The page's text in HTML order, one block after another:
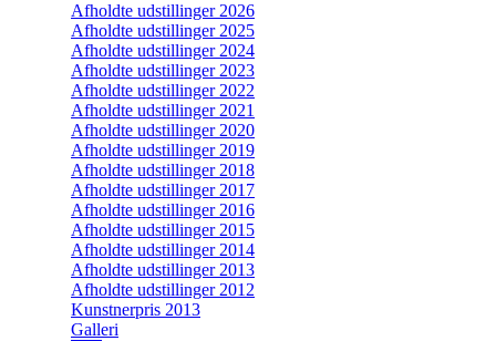
Afholdte udstillinger 2026
Afholdte udstillinger 2025
Afholdte udstillinger 2024
Afholdte udstillinger 2023
Afholdte udstillinger 2022
Afholdte udstillinger 2021
Afholdte udstillinger 2020
Afholdte udstillinger 2019
Afholdte udstillinger 2018
Afholdte udstillinger 2017
Afholdte udstillinger 2016
Afholdte udstillinger 2015
Afholdte udstillinger 2014
Afholdte udstillinger 2013
Afholdte udstillinger 2012
Kunstnerpris 2013
Galleri